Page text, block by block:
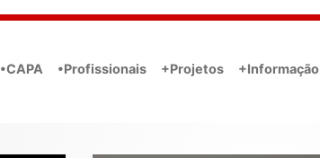
•CAPA •Profissionais +Projetos +Informação